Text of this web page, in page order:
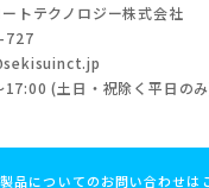
トテクノロジー株式会社
727
(土日・祝除く平日の
製品についてのお問い合わせは